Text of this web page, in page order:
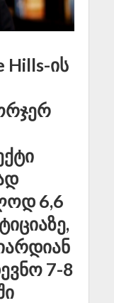
Hills-ის
6,6
7-8